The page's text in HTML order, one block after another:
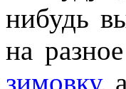
нибудь
на
зимовку,